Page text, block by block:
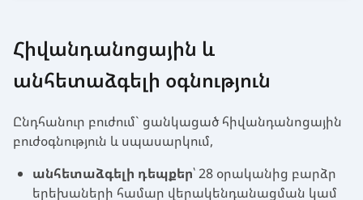
Հիվանդանոցային և
անհետաձգելի օգնություն
Ընդհանուր բուժում` ցանկացած հիվանդանոցային
բուժօգնություն և սպասարկում,
անհետաձգելի դեպքեր՝ 28 օրականից բարձր
երեխաների համար վերակենդանացման կամ